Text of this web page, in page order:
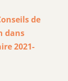
de
dans
2021-